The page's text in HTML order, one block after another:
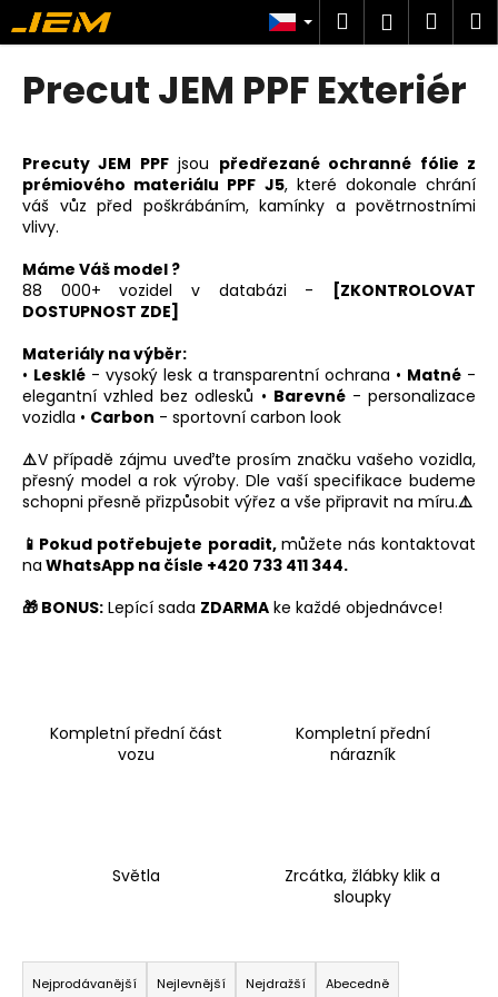
Přejít
na
obsah
Hledat
Precut JEM PPF Exteriér
Precuty JEM PPFjsou předřezané ochranné fólie z
prémiového materiálu PPF J5, které dokonale chrání
váš vůz před poškrábáním, kamínky a povětrnostními
vlivy.
Máme Váš model ?
88 000+ vozidel v databázi -
[ZKONTROLOVAT
DOSTUPNOST ZDE]
Materiály na výběr:
• Lesklé- vysoký lesk a transparentní ochrana • Matné -
elegantní vzhled bez odlesků • Barevné- personalizace
vozidla • Carbon - sportovní carbon look
⚠️V případě zájmu uveďte prosím značku vašeho vozidla,
přesný model a rok výroby. Dle vaší specifikace budeme
schopni přesně přizpůsobit výřez a vše připravit na míru.⚠️
📱Pokud potřebujete poradit, můžete nás kontaktovat
na WhatsApp na čísle +420 733 411 344.
🎁 BONUS: Lepící sada ZDARMA ke každé objednávce!
Kompletní přední část
vozu
Kompletní přední
nárazník
Světla
Zrcátka, žlábky klik a
sloupky
Ř
a
Nejprodávanější Nejlevnější Nejdražší Abecedně
o
o
p
o
t
ř
e
b
u
j
e
e
n
j
t
u